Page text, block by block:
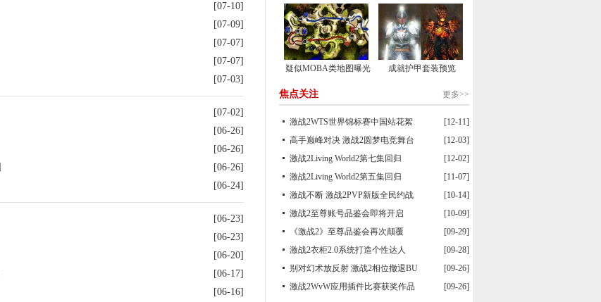
[07-10]
[07-09]
[07-07]
[07-07]
[07-03]
[07-02]
[06-26]
[06-26]
[06-26]
[06-24]
[06-23]
[06-23]
[06-20]
[06-17]
[06-16]
疑似MOBA类地图曝光 成就护甲套装预览
更多>>
焦点关注
[12-11]
激战2WTS世界锦标赛中国站花絮
[12-03]
高手巅峰对决 激战2圆梦电竞舞台
[12-02]
激战2Living World2第七集回归
[11-07]
激战2Living World2第五集回归
[10-14]
激战不断 激战2PVP新版全民约战
[10-09]
激战2至尊账号品鉴会即将开启
[09-29]
《激战2》至尊品鉴会再次颠覆
[09-28]
激战2衣柜2.0系统打造个性达人
[09-26]
别对幻术放反射 激战2相位撤退BU
[09-26]
激战2WvW应用插件比赛获奖作品